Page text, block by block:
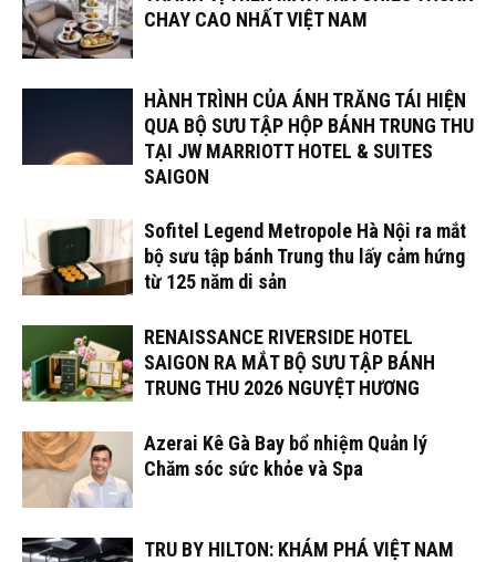
CHAY CAO NHẤT VIỆT NAM
HÀNH TRÌNH CỦA ÁNH TRĂNG TÁI HIỆN
QUA BỘ SƯU TẬP HỘP BÁNH TRUNG THU
TẠI JW MARRIOTT HOTEL & SUITES
SAIGON
Sofitel Legend Metropole Hà Nội ra mắt
bộ sưu tập bánh Trung thu lấy cảm hứng
từ 125 năm di sản
RENAISSANCE RIVERSIDE HOTEL
SAIGON RA MẮT BỘ SƯU TẬP BÁNH
TRUNG THU 2026 NGUYỆT HƯƠNG
Azerai Kê Gà Bay bổ nhiệm Quản lý
Chăm sóc sức khỏe và Spa
TRU BY HILTON: KHÁM PHÁ VIỆT NAM